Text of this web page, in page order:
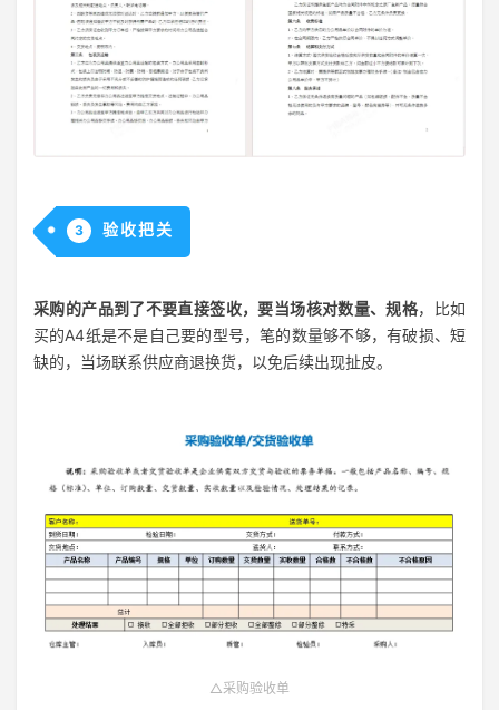
3 验收把关
采购的产品到了不要直接签收，要当场核对数量、规格，比如
买的A4纸是不是自己要的型号，笔的数量够不够，有破损、短
缺的，当场联系供应商退换货，以免后续出现扯皮。
△采购验收单